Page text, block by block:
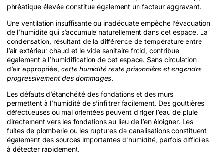
phréatique élevée constitue également un facteur aggravant.
Une ventilation insuffisante ou inadéquate empêche l’évacuation
de l’humidité qui s’accumule naturellement dans cet espace. La
condensation, résultant de la différence de température entre
l’air extérieur chaud et le vide sanitaire froid, contribue
également à l’humidification de cet espace. Sans circulation
d’air appropriée, cette humidité reste prisonnière et engendre
progressivement des dommages.
Les défauts d’étanchéité des fondations et des murs
permettent à l’humidité de s’infiltrer facilement. Des gouttières
défectueuses ou mal orientées peuvent diriger l’eau de pluie
directement vers les fondations au lieu de l’en éloigner. Les
fuites de plomberie ou les ruptures de canalisations constituent
également des sources importantes d’humidité, parfois difficiles
à détecter rapidement.